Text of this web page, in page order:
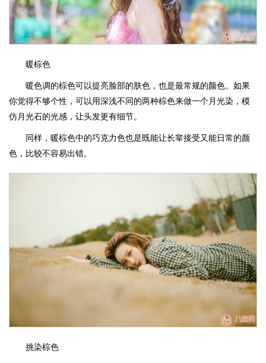
暖棕色
暖色调的棕色可以提亮脸部的肤色，也是最常规的颜色。如果
你觉得不够个性，可以用深浅不同的两种棕色来做一个月光染，模
仿月光石的光感，让头发更有细节。
同样，暖棕色中的巧克力色也是既能让长辈接受又能日常的颜
色，比较不容易出错。
挑染棕色